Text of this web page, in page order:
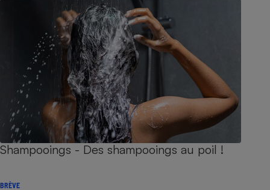
Shampooings - Des shampooings au poil !
BRÈVE